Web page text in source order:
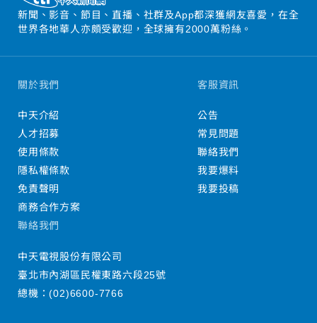
新聞、影音、節目、直播、社群及App都深獲網友喜愛，在全
世界各地華人亦頗受歡迎，全球擁有2000萬粉絲。
關於我們
中天介紹
人才招募
使用條款
隱私權條款
免責聲明
商務合作方案
客服資訊
公告
常見問題
聯絡我們
我要爆料
我要投稿
聯絡我們
中天電視股份有限公司
臺北市內湖區民權東路六段25號
總機：(02)6600-7766